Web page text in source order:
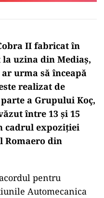
II fabricat în
uzina din Mediaș,
urma să înceapă
realizat de
a Grupului Koç,
între 13 și 15
cadrul expoziției
Romaero din
pentru
Automecanica